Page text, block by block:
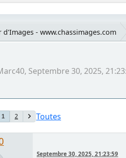
d'Images - www.chassimages.com
Septembre 30, 2025,
1 2 Toutes
Septembre 30, 2025, 21:23:59